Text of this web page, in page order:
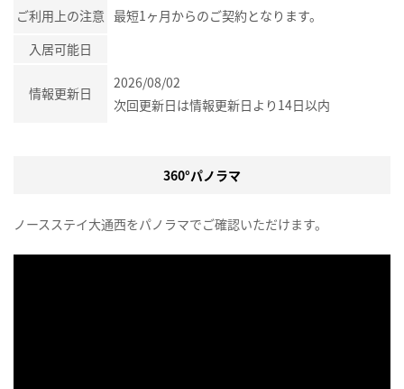
ご利用上の注意 最短1ヶ月からのご契約となります。
入居可能日
情報更新日
2026/08/02
次回更新日は情報更新日より14日以内
360°パノラマ
ノースステイ大通西をパノラマでご確認いただけます。